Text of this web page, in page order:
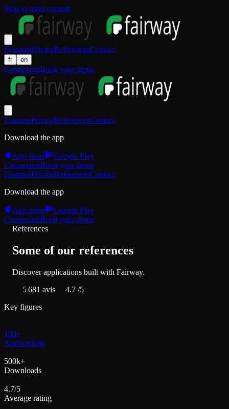
Skip to main content
FeaturesPricingReferencesContact
fr en
ConnexionBook your demo
FeaturesPricingReferencesContact
Download the app
App Store
Google Play
ConnexionBook your demo
FeaturesPricingReferencesContact
Download the app
App Store
Google Play
ConnexionBook your demo
References
Some of our references
Discover applications built with Fairway.
5 681 avis 4.7 /5
Key figures
100+
Applications
500k+
Downloads
4.7/5
Average rating